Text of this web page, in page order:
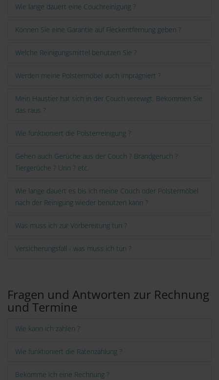
Wie lange dauert eine Couchreinigung ?
Können Sie eine Garantie auf Fleckentfernung geben ?
Welche Reinigungsmittel benutzen Sie ?
Werden meine Polstermöbel auch imprägniert ?
Mein Haustier hat sich in der Couch verewigt. Bekommen Sie
das raus ?
Wie funktioniert die Polsterreinigung ?
Gehen auch Gerüche aus der Couch ? Brandgeruch ?
Tiergerüche ? Urin ? etc.
Wie lange dauert es bis ich meine Couch oder Polstermöbel
nach der Reinigung wieder benutzen kann ?
Was muss ich zur Vorbereitung tun ?
Versicherungsfall - was muss ich tun ?
Fragen und Antworten zur Rechnung
und Termine
Wie kann ich zahlen ?
Wie funktioniert die Ratenzahlung ?
Bekomme ich eine Rechnung ?